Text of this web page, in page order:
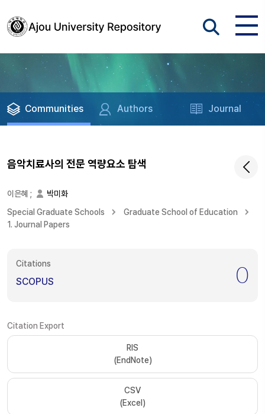
Communities Authors Journal
음악치료사의 전문 역량요소 탐색
이은혜 ;
박미화
Special Graduate Schools
Graduate School of Education
1. Journal Papers
Citations
SCOPUS 0
Citation Export
RIS
(EndNote)
CSV
(Excel)